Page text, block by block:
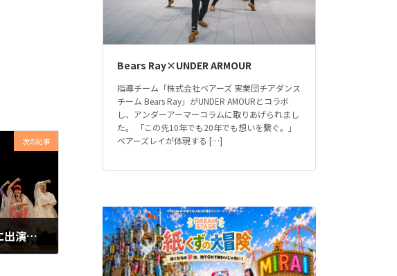
次の記事
さやまカルチャーフェスティバルに出演いたしました
Bears Ray×UNDER ARMOUR
指導チーム「株式会社ベアーズ 実業団チアダンス
チーム Bears Ray」がUNDER AMOURとコラボ
し、アンダーアーマーコラムに取りあげられまし
た。 「この先10年でも20年でも想いを繋ぐ。」
ベアーズレイが体現する […]